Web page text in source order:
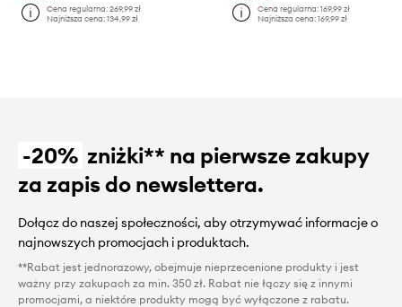
Cena regularna:269,99 zł
Najniższa cena:134,99 zł
Cena regularna: 169,99 zł
Najniższa cena: 169,99 zł
-20% zniżki** na pierwsze zakupy
za zapis do newslettera.
Dołącz do naszej społeczności, aby otrzymywać informacje o
najnowszych promocjach i produktach.
**Rabat jest jednorazowy, obejmuje nieprzecenione produkty i jest
ważny przy zakupach za min. 350 zł. Rabat nie łączy się z innymi
promocjami, a niektóre produkty mogą być wyłączone z rabatu.